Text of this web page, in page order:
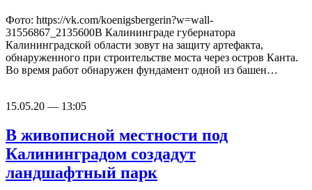
Фото: https://vk.com/koenigsbergerin?w=wall-
31556867_2135600В Калининграде губернатора
Калининградской области зовут на защиту артефакта,
обнаруженного при строительстве моста через остров Канта.
Во время работ обнаружен фундамент одной из башен…
15.05.20 — 13:05
В живописной местности под
Калининградом создадут
ландшафтный парк